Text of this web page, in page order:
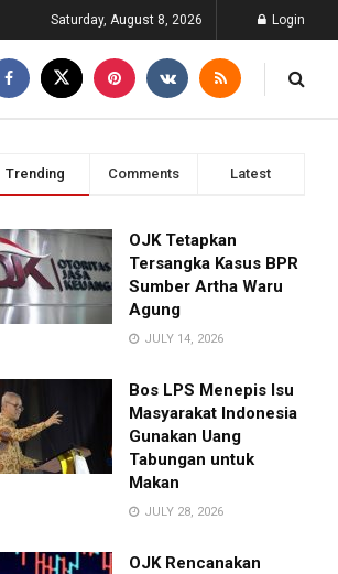
Saturday, August 8, 2026 Login
Trending Comments Latest
OJK Tetapkan
Tersangka Kasus BPR
Sumber Artha Waru
Agung
JULY 14, 2026
Bos LPS Menepis Isu
Masyarakat Indonesia
Gunakan Uang
Tabungan untuk
Makan
JULY 28, 2026
OJK Rencanakan